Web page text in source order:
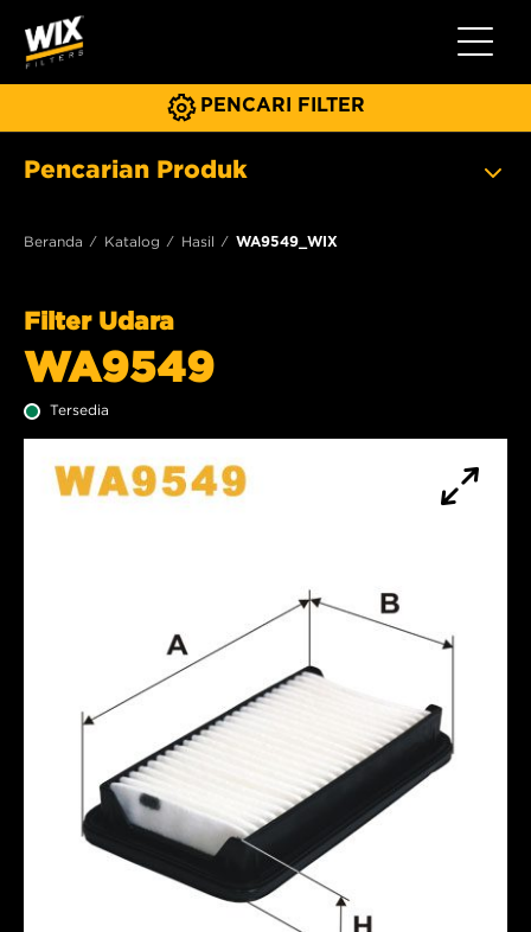
Beralih
PENCARI FILTER
Pencarian Produk
Beranda Katalog Hasil WA9549_WIX
Filter Udara
WA9549
Tersedia